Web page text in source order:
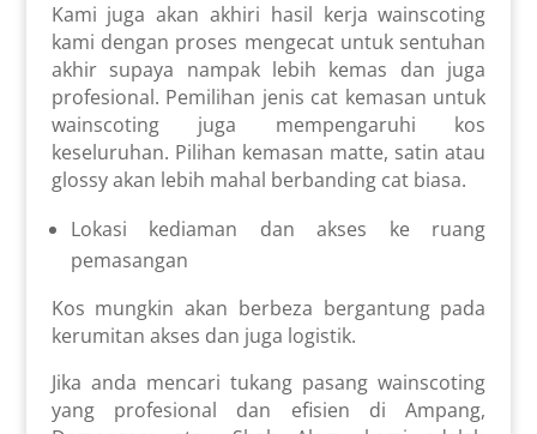
Kami juga akan akhiri hasil kerja wainscoting
kami dengan proses mengecat untuk sentuhan
akhir supaya nampak lebih kemas dan juga
profesional. Pemilihan jenis cat kemasan untuk
wainscoting juga mempengaruhi kos
keseluruhan. Pilihan kemasan matte, satin atau
glossy akan lebih mahal berbanding cat biasa.
Lokasi kediaman dan akses ke ruang
pemasangan
Kos mungkin akan berbeza bergantung pada
kerumitan akses dan juga logistik.
Jika anda mencari tukang pasang wainscoting
yang profesional dan efisien di Ampang,